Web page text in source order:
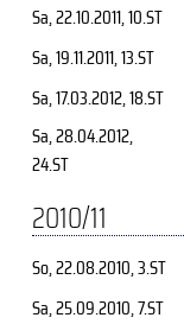
Sa, 22.10.2011, 10.ST
Sa, 19.11.2011, 13.ST
Sa, 17.03.2012, 18.ST
Sa, 28.04.2012,
24.ST
2010/11
So, 22.08.2010, 3.ST
Sa, 25.09.2010, 7.ST